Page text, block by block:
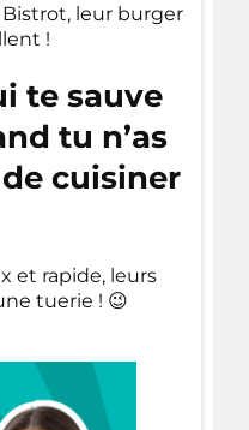
leur burger
!
te sauve
tu n’as
cuisiner
et rapide, leurs
tuerie ! 😉